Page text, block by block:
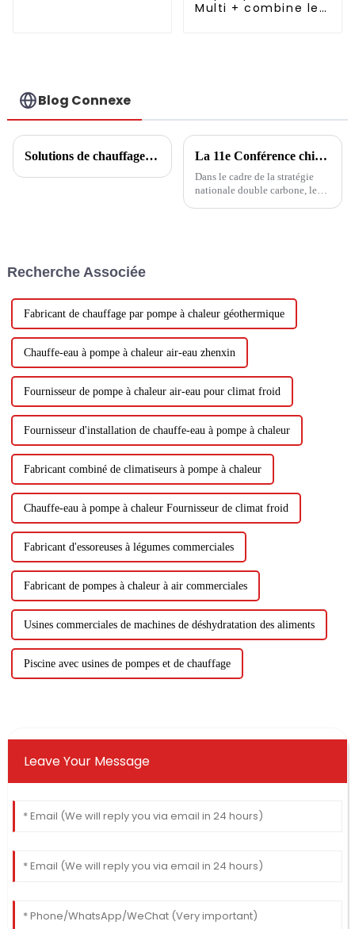
Multi + combine le
Blog Connexe
Solutions de chauffage de l'eau chaude à base d'eaux usées La 11e Conférence chinoise sur l'ingénierie des pompes à chaleur : développement de pompes à chaleur et complémentation multi-énergies
Dans le cadre de la stratégie
nationale double carbone, les
Recherche Associée
Fabricant de chauffage par pompe à chaleur géothermique
Chauffe-eau à pompe à chaleur air-eau zhenxin
Fournisseur de pompe à chaleur air-eau pour climat froid
Fournisseur d'installation de chauffe-eau à pompe à chaleur
Fabricant combiné de climatiseurs à pompe à chaleur
Chauffe-eau à pompe à chaleur Fournisseur de climat froid
Fabricant d'essoreuses à légumes commerciales
Fabricant de pompes à chaleur à air commerciales
Usines commerciales de machines de déshydratation des aliments
Piscine avec usines de pompes et de chauffage
Leave Your Message